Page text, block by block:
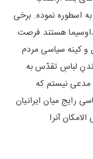
اسطوره نموده. برخی
هستند فرصت
و کینه سیاسی مردم
لباسِ تقدّس به
مدعی نیستم که
رایج میان ایرانیان
آنرا